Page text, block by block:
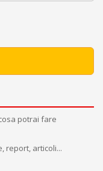
potrai fare
report, articoli...